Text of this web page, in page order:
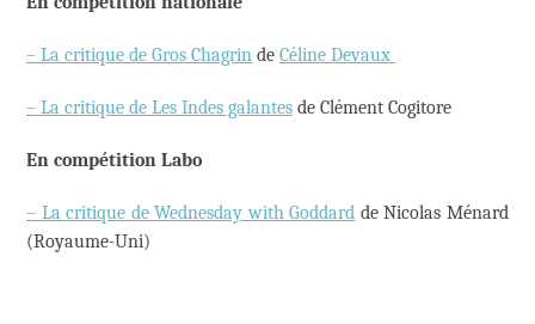
– La critique de Gros Chagrin de Céline Devaux
– La critique de Les Indes galantes de Clément Cogitore
En compétition Labo
– La critique de Wednesday with Goddard de Nicolas Ménard
(Royaume-Uni)